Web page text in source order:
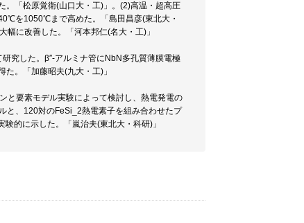
。「松原覚衛(山口大・工)」。(2)高温・超高圧
を1050℃まで高めた。「島田昌彦(東北大・
に改善した。「河本邦仁(名大・工)」
究した。β″-アルミナ管にNbN多孔質薄膜電極
。「加藤昭夫(九大・工)」
と要素モデル実験によって検討し、熱電発電の
と、120対のFeSi_2熱電素子を組み合わせたプ
的に示した。「嵐治夫(東北大・科研)」